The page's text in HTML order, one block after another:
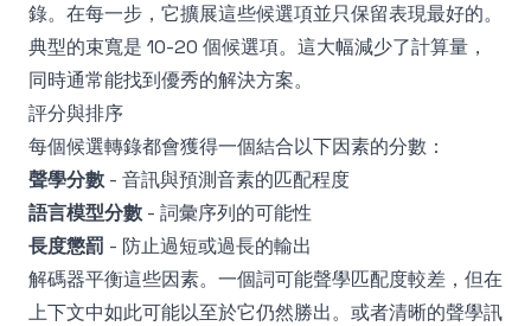
錄。在每一步，它擴展這些候選項並只保留表現最好的。
典型的束寬是 10-20 個候選項。這大幅減少了計算量，
同時通常能找到優秀的解決方案。
評分與排序
每個候選轉錄都會獲得一個結合以下因素的分數：
聲學分數 - 音訊與預測音素的匹配程度
語言模型分數 - 詞彙序列的可能性
長度懲罰 - 防止過短或過長的輸出
解碼器平衡這些因素。一個詞可能聲學匹配度較差，但在
上下文中如此可能以至於它仍然勝出。或者清晰的聲學訊